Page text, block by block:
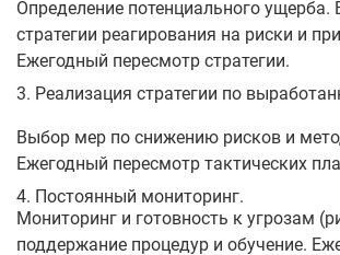
Определение потенциального ущерба.
стратегии реагирования на риски и
Ежегодный пересмотр стратегии.
3. Реализация стратегии по
Выбор мер по снижению рисков и
Ежегодный пересмотр тактических
4. Постоянный мониторинг.
Мониторинг и готовность к угрозам
поддержание процедур и обучение.